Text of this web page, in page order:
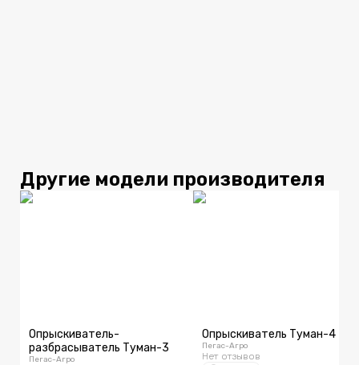
Другие модели производителя
Опрыскиватель-
разбрасыватель Туман-3
Пегас-Агро
Опрыскиватель Туман-4
Пегас-Агро
Нет отзывов